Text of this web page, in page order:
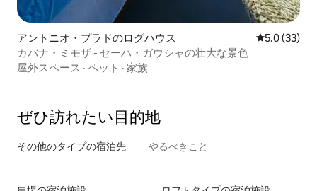
アントニオ・プラドのログハウス レビュー33
5.0 (33)
カバナ・ミモザ - セーハ・ガウシャの壮大な景色
屋外スペース · ペット · 家族
ぜひ訪⁠れ⁠た⁠い目⁠的⁠地
その他のタ⁠イ⁠プ⁠の宿⁠泊⁠先 やるべきこと